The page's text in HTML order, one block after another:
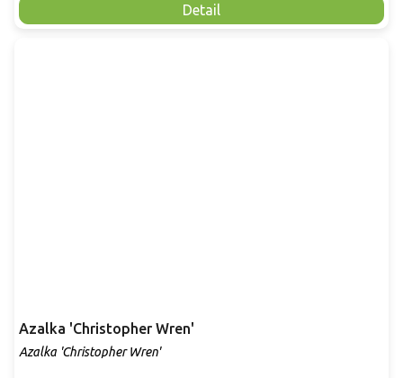
Detail
Azalka 'Christopher Wren'
Azalka 'Christopher Wren'